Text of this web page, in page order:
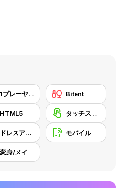
1プレーヤー Bitent
HTML5 タッチスクリーン
ドレスアップ モバイル
変身/メイクアップ